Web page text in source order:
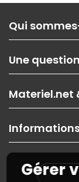
Qui
Nos services
Les magasins
Nos solutions
Contactez-nous
Une
Paiement,
Garanties,Pack
SAV, demander
Informations
Materiel.net
On rachète
PC sur mesure :
Notre démarche
Materiel.net
Plan du site
Nos marques
Conditions
Gérer